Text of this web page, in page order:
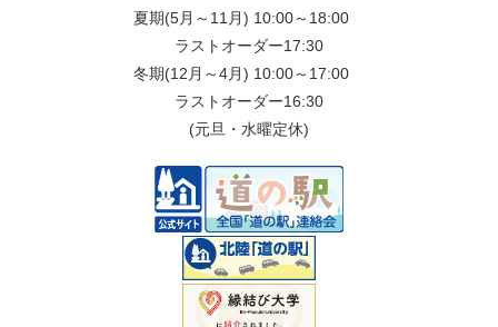
夏期(5月～11月) 10:00～18:00
ラストオーダー17:30
冬期(12月～4月) 10:00～17:00
ラストオーダー16:30
(元旦・水曜定休)